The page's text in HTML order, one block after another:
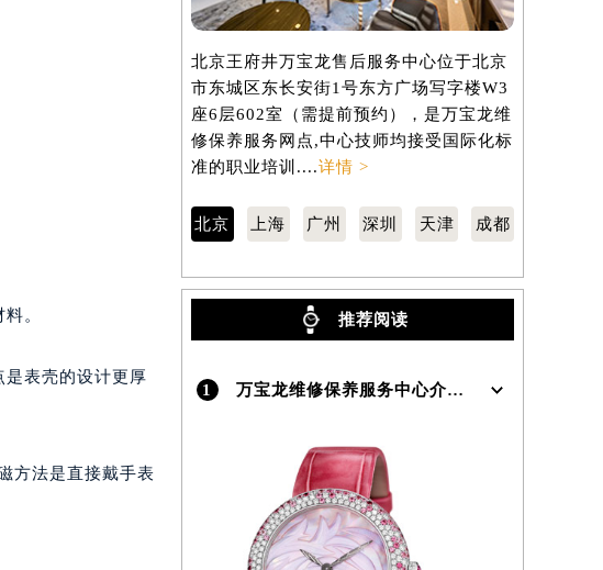
需提前预约）
。
表壳的设计更厚
方法是直接戴手表
北京王府井万宝龙售后服务中心位于北京
市东城区东长安街1号东方广场写字楼W3
座6层602室（需提前预约），是万宝龙维
修保养服务网点,中心技师均接受国际化标
准的职业培训....详情 >
北京 上海 广州 深圳 天津 成都
推荐阅读
1 万宝龙维修保养服务中心介绍 | Montblanc